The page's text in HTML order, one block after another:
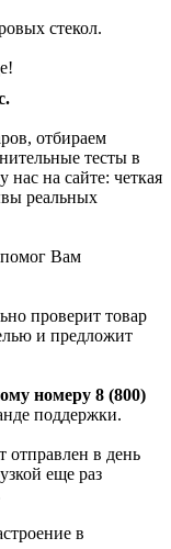
стекол.
отбираем
тесты в
на сайте: четкая
реальных
Вам
проверит товар
и предложит
номеру 8 (800)
поддержки.
отправлен в день
еще раз
в